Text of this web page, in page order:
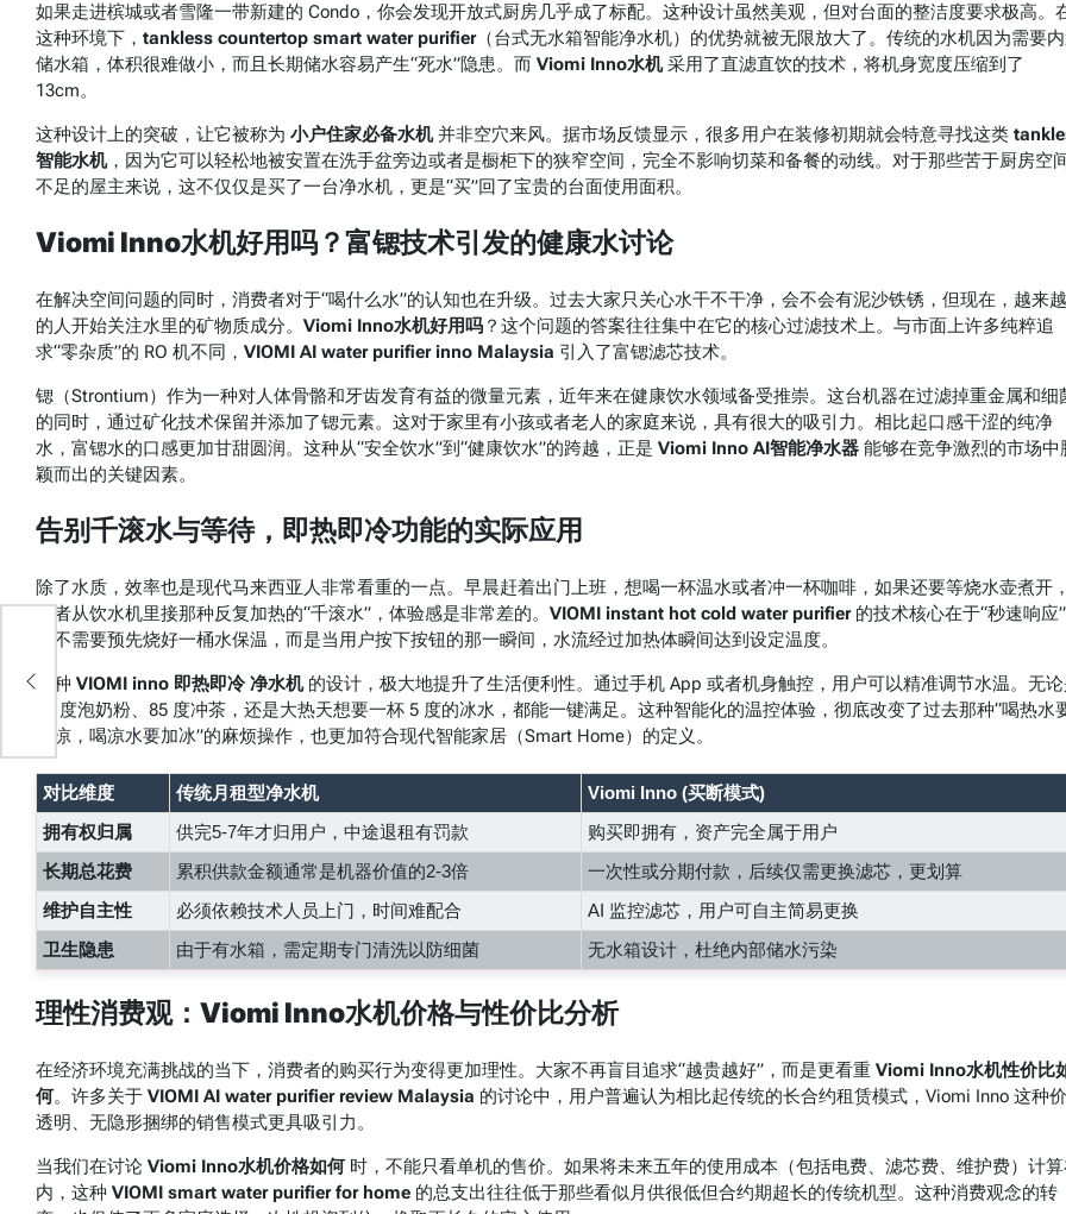
如果走进槟城或者雪隆一带新建的 Condo，你会发现开放式厨房几乎成了标配。这种设计虽然美观，但对台面的整洁度要求极高。
这种环境下， tankless countertop smart water purifier（台式无水箱智能净水机）的优势就被无限放大了。传统的水机因为需要
储水箱，体积很难做小，而且长期储水容易产生“死水”隐患。而 Viomi Inno水机采用了直滤直饮的技术，将机身宽度压缩到了
13cm。
这种设计上的突破，让它被称为 小户住家必备水机并非空穴来风。据市场反馈显示，很多用户在装修初期就会特意寻找这类
智能水机，因为它可以轻松地被安置在洗手盆旁边或者是橱柜下的狭窄空间，完全不影响切菜和备餐的动线。对于那些苦于厨房空
不足的屋主来说，这不仅仅是买了一台净水机，更是“买”回了宝贵的台面使用面积。
Viomi Inno水机好用吗？富锶技术引发的健康水讨论
在解决空间问题的同时，消费者对于“喝什么水”的认知也在升级。过去大家只关心水干不干净，会不会有泥沙铁锈，但现在，越来
的人开始关注水里的矿物质成分。 Viomi Inno水机好用吗 ？这个问题的答案往往集中在它的核心过滤技术上。与市面上许多纯粹追
求“零杂质”的 RO 机不同， VIOMI AI water purifier inno Malaysia 引入了富锶滤芯技术。
锶（Strontium）作为一种对人体骨骼和牙齿发育有益的微量元素，近年来在健康饮水领域备受推崇。这台机器在过滤掉重金属和细
的同时，通过矿化技术保留并添加了锶元素。这对于家里有小孩或者老人的家庭来说，具有很大的吸引力。相比起口感干涩的纯净
水，富锶水的口感更加甘甜圆润。这种从“安全饮水”到“健康饮水”的跨越，正是 Viomi Inno AI智能净水器 能够在竞争激烈的市场中
颖而出的关键因素。
告别千滚水与等待，即热即冷功能的实际应用
除了水质，效率也是现代马来西亚人非常看重的一点。早晨赶着出门上班，想喝一杯温水或者冲一杯咖啡，如果还要等烧水壶煮开，
或者从饮水机里接那种反复加热的“千滚水”，体验感是非常差的。 VIOMI instant hot cold water purifier的技术核心在于“秒速响应”
它不需要预先烧好一桶水保温，而是当用户按下按钮的那一瞬间，水流经过加热体瞬间达到设定温度。
这种 VIOMI inno 即热即冷 净水机的设计，极大地提升了生活便利性。通过手机 App 或者机身触控，用户可以精准调节水温。无论
45 度泡奶粉、85 度冲茶，还是大热天想要一杯 5 度的冰水，都能一键满足。这种智能化的温控体验，彻底改变了过去那种“喝热水
吹凉，喝凉水要加冰”的麻烦操作，也更加符合现代智能家居（Smart Home）的定义。
对比维度 传统月租型净水机
Viomi Inno (买断模式)
拥有权归属
供完5-7年才归用户，中途退租有罚款
购买即拥有，资产完全属于用户
长期总花费
累积供款金额通常是机器价值的2-3倍
一次性或分期付款，后续仅需更换滤芯，更划算
维护自主性
必须依赖技术人员上门，时间难配合
AI 监控滤芯，用户可自主简易更换
卫生隐患
由于有水箱，需定期专门清洗以防细菌 无水箱设计，杜绝内部储水污染
理性消费观：Viomi Inno水机价格与性价比分析
在经济环境充满挑战的当下，消费者的购买行为变得更加理性。大家不再盲目追求“越贵越好”，而是更看重 Viomi Inno水机性价比
何。许多关于 VIOMI AI water purifier review Malaysia 的讨论中，用户普遍认为相比起传统的长合约租赁模式，Viomi Inno 这种
透明、无隐形捆绑的销售模式更具吸引力。
当我们在讨论 Viomi Inno水机价格如何时，不能只看单机的售价。如果将未来五年的使用成本（包括电费、滤芯费、维护费）计算
内，这种 VIOMI smart water purifier for home 的总支出往往低于那些看似月供很低但合约期超长的传统机型。这种消费观念的转